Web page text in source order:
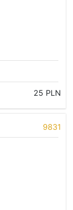
25 PLN
9831